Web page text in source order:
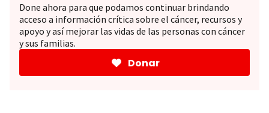
Done ahora para que podamos continuar brindando
acceso a información crítica sobre el cáncer, recursos y
apoyo y así mejorar las vidas de las personas con cáncer
y sus familias.
Donar